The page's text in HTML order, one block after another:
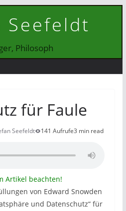
Seefeldt
Philosoph
für Faule
Seefeldt 141 Aufrufe3 min read
Artikel beachten!
von Edward Snowden
und Datenschutz“ für